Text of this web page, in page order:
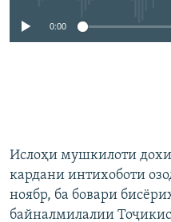
0:00
Ислоҳи мушкилоти
кардани интихоботи
ноябр, ба бовари
байналмилалии